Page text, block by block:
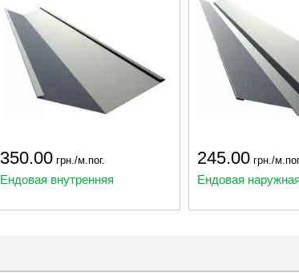
350.00 грн./м.пог.
Ендовая внутренняя
245.00 грн./
Ендовая наружная